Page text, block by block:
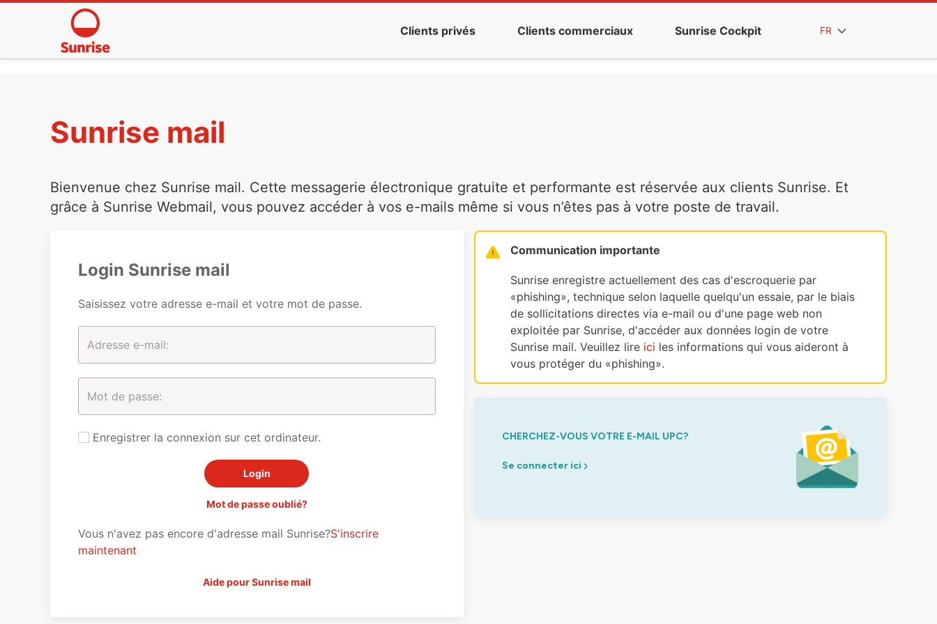
Clients privés Clients commerciaux Sunrise Cockpit FR
Sunrise mail
Bienvenue chez Sunrise mail. Cette messagerie électronique gratuite et performante est réservée aux clients Sunrise. Et
grâce à Sunrise Webmail, vous pouvez accéder à vos e-mails même si vous n’êtes pas à votre poste de travail.
Login Sunrise mail
Saisissez votre adresse e-mail et votre mot de passe.
Enregistrer la connexion sur cet ordinateur.
Mot de passe oublié?
Vous n'avez pas encore d'adresse mail Sunrise?S'inscrire
maintenant
Aide pour Sunrise mail
Communication importante
Sunrise enregistre actuellement des cas d'escroquerie par
«phishing», technique selon laquelle quelqu'un essaie, par le biais
de sollicitations directes via e-mail ou d'une page web non
exploitée par Sunrise, d'accéder aux données login de votre
Sunrise mail. Veuillez lire ici les informations qui vous aideront à
vous protéger du «phishing».
CHERCHEZ-VOUS VOTRE E-MAIL UPC?
Se connecter ici